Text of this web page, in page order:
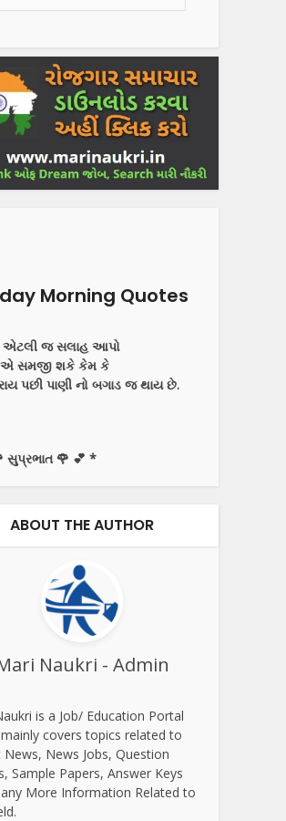
Morning Quotes
એટલી જ સલાહ આપો
સમજી શકે કેમ કે
પછી પાણી નો બગાડ જ થાય છે.
સુપ્રભાત 🌹 💕 *
ABOUT THE AUTHOR
Naukri - Admin
is a Job/ Education Portal
covers topics related to
News, News Jobs, Question
Sample Papers, Answer Keys
More Information Related to